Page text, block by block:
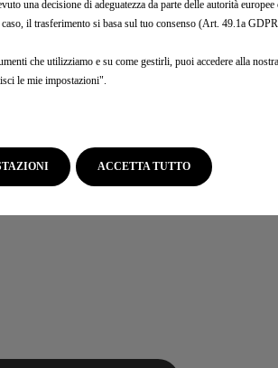
una decisione di adeguatezza da parte delle autorità europee
il trasferimento si basa sul tuo consenso (Art. 49.1a
che utilizziamo e su come gestirli, puoi accedere alla
le mie impostazioni".
ACCETTA TUTTO